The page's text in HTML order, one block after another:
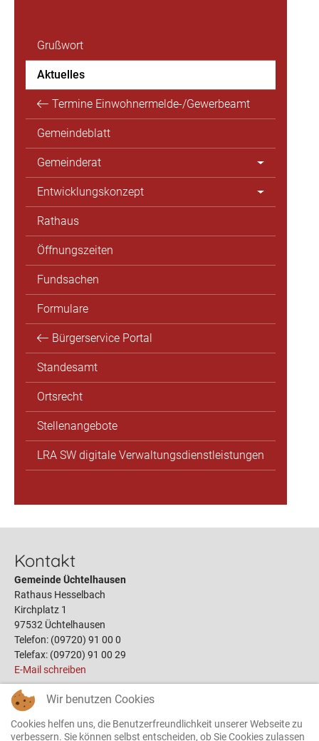
Grußwort
Aktuelles
Termine Einwohnermelde-/Gewerbeamt
Gemeindeblatt
Gemeinderat
Entwicklungskonzept
Rathaus
Öffnungszeiten
Fundsachen
Formulare
Bürgerservice Portal
Standesamt
Ortsrecht
Stellenangebote
LRA SW digitale Verwaltungsdienstleistungen
Kontakt
Gemeinde Üchtelhausen
Rathaus Hesselbach
Kirchplatz 1
97532 Üchtelhausen
Telefon: (09720) 91 00 0
Telefax: (09720) 91 00 29
E-Mail schreiben
Links
Öffnungszeiten
Wir benutzen Cookies
Cookies helfen uns, die Benutzerfreundlichkeit unserer Webseite zu
verbessern. Sie können selbst entscheiden, ob Sie Cookies zulassen